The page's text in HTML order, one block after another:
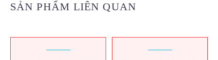
SẢN PHẨM LIÊN QUAN